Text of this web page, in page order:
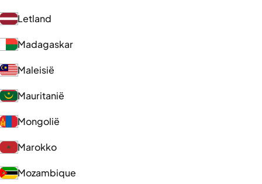
Letland
Madagaskar
Maleisië
Mauritanië
Mongolië
Marokko
Mozambique